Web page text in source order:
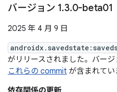
バージョン 1.3.0-beta01
2025 年 4 月 9 日
がリリースされました。バージ
これらの commit が含まれてい